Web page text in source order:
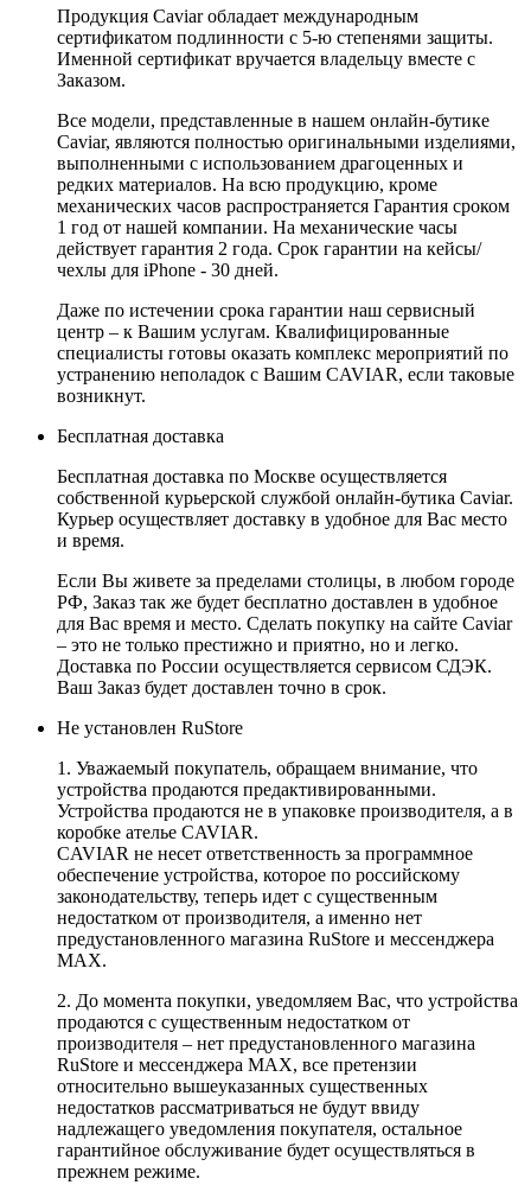
Продукция Caviar обладает международным
сертификатом подлинности с 5-ю степенями защиты.
Именной сертификат вручается владельцу вместе с
Заказом.
Все модели, представленные в нашем онлайн-бутике
Caviar, являются полностью оригинальными изделиями,
выполненными с использованием драгоценных и
редких материалов. На всю продукцию, кроме
механических часов распространяется Гарантия сроком
1 год от нашей компании. На механические часы
действует гарантия 2 года. Срок гарантии на кейсы/
чехлы для iPhone - 30 дней.
Даже по истечении срока гарантии наш сервисный
центр – к Вашим услугам. Квалифицированные
специалисты готовы оказать комплекс мероприятий по
устранению неполадок с Вашим CAVIAR, если таковые
возникнут.
Бесплатная доставка
Бесплатная доставка по Москве осуществляется
собственной курьерской службой онлайн-бутика Caviar.
Курьер осуществляет доставку в удобное для Вас место
и время.
Если Вы живете за пределами столицы, в любом городе
РФ, Заказ так же будет бесплатно доставлен в удобное
для Вас время и место. Сделать покупку на сайте Caviar
– это не только престижно и приятно, но и легко.
Доставка по России осуществляется сервисом СДЭК.
Ваш Заказ будет доставлен точно в срок.
Не установлен RuStore
1. Уважаемый покупатель, обращаем внимание, что
устройства продаются предактивированными.
Устройства продаются не в упаковке производителя, а в
коробке ателье CAVIAR.
CAVIAR не несет ответственность за программное
обеспечение устройства, которое по российскому
законодательству, теперь идет с существенным
недостатком от производителя, а именно нет
предустановленного магазина RuStore и мессенджера
MAX.
2. До момента покупки, уведомляем Вас, что устройства
продаются с существенным недостатком от
производителя – нет предустановленного магазина
RuStore и мессенджера MAX, все претензии
относительно вышеуказанных существенных
недостатков рассматриваться не будут ввиду
надлежащего уведомления покупателя, остальное
гарантийное обслуживание будет осуществляться в
прежнем режиме.